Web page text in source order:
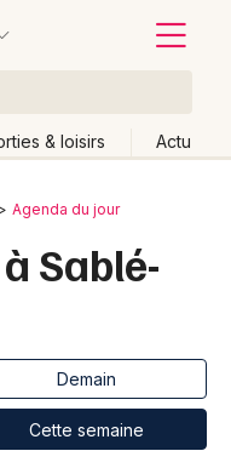
& loisirs Actu
Agenda du jour
Sablé-
Demain
Cette semaine
moi Changer de lieu
Autre